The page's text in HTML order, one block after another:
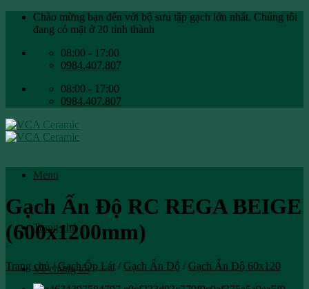
Skip
Chào mừng bạn đến với bộ sưu tập gạch lớn nhất. Chúng tôi
đang có mặt ở 20 tỉnh thành
08:00 - 17:00
0984.407.807
08:00 - 17:00
0984.407.807
Menu
Trang chủ
Về chúng tôi
Gạch Ấn Độ RC REGA BEIGE
(600x1200mm)
Trang chủ / Gạch Ốp Lát / Gạch Ấn Độ / Gạch Ấn Độ 60x120